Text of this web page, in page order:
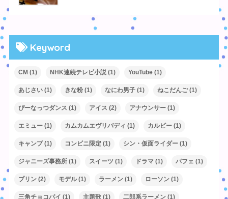
Keyword
CM (1) NHK連続テレビ小説(1) YouTube(1)
あじさい(1) きな粉(1) なにわ男子(1) ねこだんご(1)
ぴーなっつダンス (1) アイス (2) アナウンサー(1)
エミュー(1) カムカムエヴリバディ (1) カルビー(1)
キャンプ(1) コンビニ限定 (1) シン・仮面ライダー(1)
ジャニーズ事務所(1) スイーツ (1) ドラマ(1) パフェ (1)
プリン(2) モデル(1) ラーメン(1) ローソン(1)
三角チョコパイ (1) 主題歌(1) 二郎系ラーメン(1)